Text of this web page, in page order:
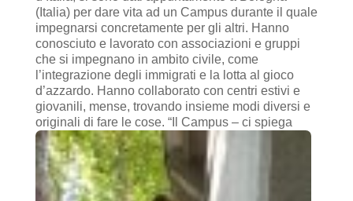
(Italia) per dare vita ad un Campus durante il quale
impegnarsi concretamente per gli altri. Hanno
conosciuto e lavorato con associazioni e gruppi
che si impegnano in ambito civile, come
l’integrazione degli immigrati e la lotta al gioco
d’azzardo. Hanno collaborato con centri estivi e
giovanili, mense, trovando insieme modi diversi e
originali di fare le cose. “Il Campus – ci spiega